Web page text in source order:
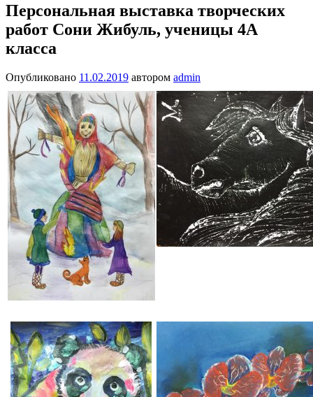
Персональная выставка творческих
работ Сони Жибуль, ученицы 4А
класса
Опубликовано 11.02.2019 автором admin